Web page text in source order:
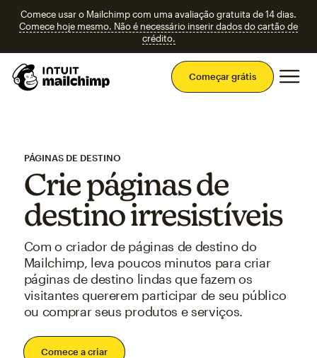
Comece usar o Mailchimp com uma avaliação gratuita de 14 dias.
Comece hoje mesmo. Não é necessário inserir dados do cartão de
crédito.
Começar grátis
PÁGINAS DE DESTINO
Crie páginas de
destino irresistíveis
Com o criador de páginas de destino do
Mailchimp, leva poucos minutos para criar
páginas de destino lindas que fazem os
visitantes quererem participar de seu público
ou comprar seus produtos e serviços.
Comece a criar